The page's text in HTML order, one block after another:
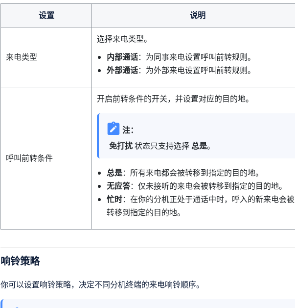
设置 说明
来电类型
选择来电类型。
内部通话：为同事来电设置呼叫前转规则。
外部通话：为外部来电设置呼叫前转规则。
呼叫前转条件
开启前转条件的开关，并设置对应的目的地。
注：
免打扰状态只支持选择 总是。
总是：所有来电都会被转移到指定的目的地。
无应答：仅未接听的来电会被转移到指定的目的地。
忙时：在你的分机正处于通话中时，呼入的新来电会被
转移到指定的目的地。
响铃策略
你可以设置响铃策略，决定不同分机终端的来电响铃顺序。